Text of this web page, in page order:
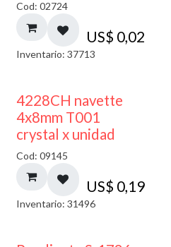
Cod: 02724
US$ 0,02
Inventario: 37713
4228CH navette
4x8mm T001
crystal x unidad
Cod: 09145
US$ 0,19
Inventario: 31496